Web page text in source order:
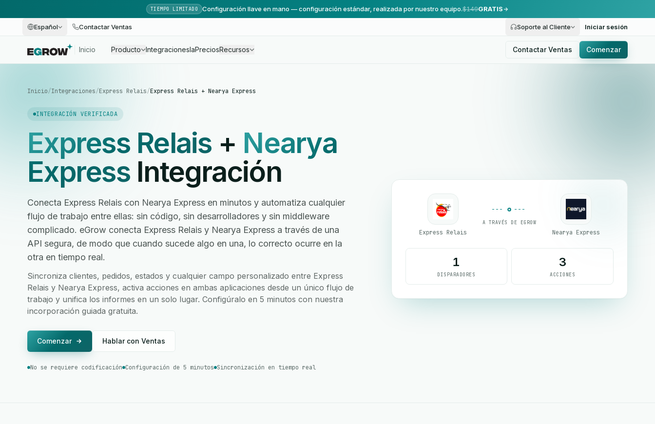
TIEMPO LIMITADO Configuración llave en mano — configuración estándar, realizada por nuestro equipo.$149GRATIS
Español Contactar Ventas Soporte al Cliente Iniciar sesión
Inicio Producto IntegracionesIaPreciosRecursos Contactar Ventas Comenzar
Inicio/Integraciones/Express Relais/Express Relais + Nearya Express
INTEGRACIÓN VERIFICADA
Express Relais + Nearya
ExpressIntegración
Conecta Express Relais con Nearya Express en minutos y automatiza cualquier
flujo de trabajo entre ellas: sin código, sin desarrolladores y sin middleware
complicado. eGrow conecta Express Relais y Nearya Express a través de una
API segura, de modo que cuando sucede algo en una, lo correcto ocurre en la
otra en tiempo real.
Sincroniza clientes, pedidos, estados y cualquier campo personalizado entre Express
Relais y Nearya Express, activa acciones en ambas aplicaciones desde un único flujo de
trabajo y unifica los informes en un solo lugar. Configúralo en 5 minutos con nuestra
incorporación guiada gratuita.
Comenzar Hablar con Ventas
No se requiere codificación Configuración de 5 minutos Sincronización en tiempo real
Express Relais
A TRAVÉS DE EGROW
Nearya Express
1
DISPARADORES
3
ACCIONES